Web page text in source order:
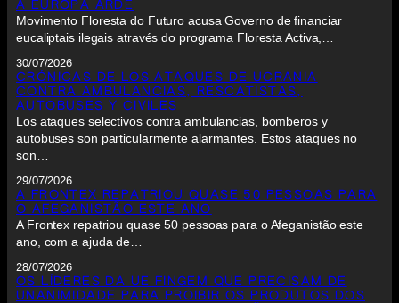
A EUROPA ARDE
Movimento Floresta do Futuro acusa Governo de financiar
eucaliptais ilegais através do programa Floresta Activa,…
30/07/2026
CRÓNICAS DE LOS ATAQUES DE UCRANIA
CONTRA AMBULANCIAS, RESCATISTAS,
AUTOBUSES Y CIVILES
Los ataques selectivos contra ambulancias, bomberos y
autobuses son particularmente alarmantes. Estos ataques no
son…
29/07/2026
A FRONTEX REPATRIOU QUASE 50 PESSOAS PARA
O AFEGANISTÃO ESTE ANO
A Frontex repatriou quase 50 pessoas para o Afeganistão este
ano, com a ajuda de…
28/07/2026
OS LÍDERES DA UE FINGEM QUE PRECISAM DE
UNANIMIDADE PARA PROIBIR OS PRODUTOS DOS